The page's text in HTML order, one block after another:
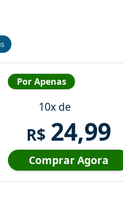
Por Apenas
10x de
R$ 24,99
Comprar Agora